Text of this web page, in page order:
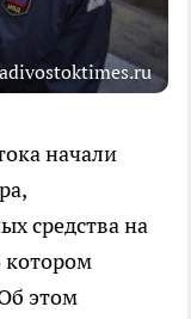
начали
средства на
этом